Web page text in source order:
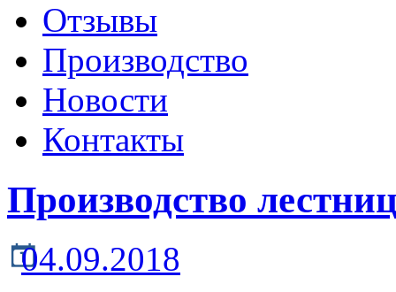
Отзывы
Производство
Новости
Контакты
Производство
04.09.2018